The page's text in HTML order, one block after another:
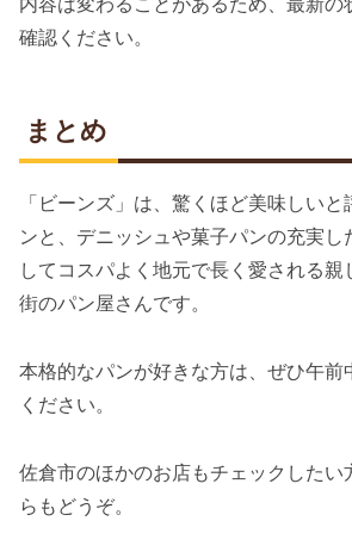
内容は変わることがあるため、最新の
確認ください。
まとめ
「ビーンズ」は、驚くほど美味しい
ンと、デニッシュや菓子パンの充実し
してコスパよく地元で長く愛される
街のパン屋さんです。
本格的なパンが好きな方は、ぜひ午前
ください。
佐倉市のほかのお店もチェックしたい
らもどうぞ。